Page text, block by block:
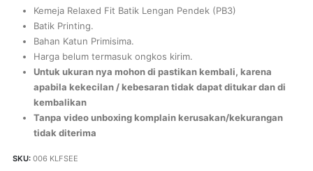
Kemeja Relaxed Fit Batik Lengan Pendek (PB3)
Batik Printing.
Bahan Katun Primisima.
Harga belum termasuk ongkos kirim.
Untuk ukuran nya mohon di pastikan kembali, karena
apabila kekecilan / kebesaran tidak dapat ditukar dan di
kembalikan
Tanpa video unboxing komplain kerusakan/kekurangan
tidak diterima
SKU: 006 KLFSEE